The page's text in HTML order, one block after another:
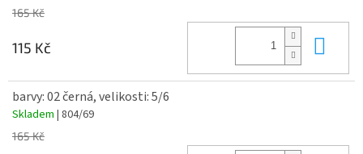
165 Kč
115 Kč
barvy: 02 černá, velikosti: 5/6
Skladem | 804/69
165 Kč